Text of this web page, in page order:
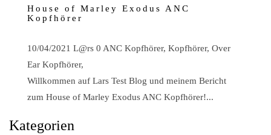
House of Marley Exodus ANC
Kopfhörer
10/04/2021 L@rs 0 ANC Kopfhörer, Kopfhörer, Over
Ear Kopfhörer,
Willkommen auf Lars Test Blog und meinem Bericht
zum House of Marley Exodus ANC Kopfhörer!...
Kategorien